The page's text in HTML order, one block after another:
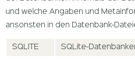
und welche Angaben und
ansonsten in den Datenbank-
SQLITE SQLite-